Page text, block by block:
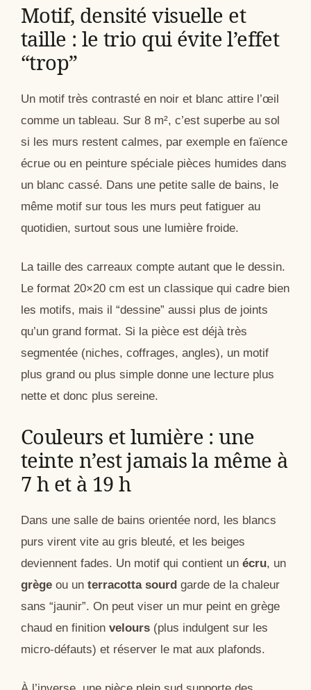
Motif, densité visuelle et
taille : le trio qui évite l’effet
“trop”
Un motif très contrasté en noir et blanc attire l’œil
comme un tableau. Sur 8 m², c’est superbe au sol
si les murs restent calmes, par exemple en faïence
écrue ou en peinture spéciale pièces humides dans
un blanc cassé. Dans une petite salle de bains, le
même motif sur tous les murs peut fatiguer au
quotidien, surtout sous une lumière froide.
La taille des carreaux compte autant que le dessin.
Le format 20×20 cm est un classique qui cadre bien
les motifs, mais il “dessine” aussi plus de joints
qu’un grand format. Si la pièce est déjà très
segmentée (niches, coffrages, angles), un motif
plus grand ou plus simple donne une lecture plus
nette et donc plus sereine.
Couleurs et lumière : une
teinte n’est jamais la même à
7 h et à 19 h
Dans une salle de bains orientée nord, les blancs
purs virent vite au gris bleuté, et les beiges
deviennent fades. Un motif qui contient un écru, un
grège ou un terracotta sourd garde de la chaleur
sans “jaunir”. On peut viser un mur peint en grège
chaud en finition velours (plus indulgent sur les
micro-défauts) et réserver le mat aux plafonds.